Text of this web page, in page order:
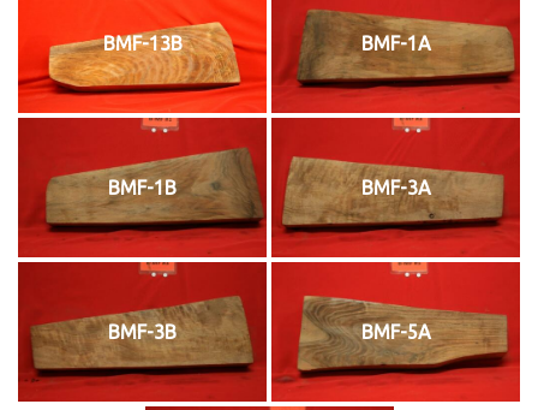
BMF-13B BMF-1A
BMF-1B BMF-3A
BMF-3B BMF-5A